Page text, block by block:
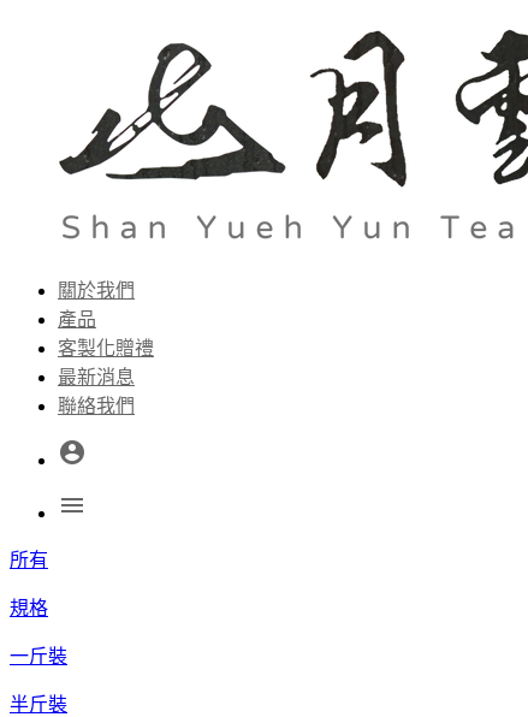
關於我們
產品
客製化贈禮
最新消息
聯絡我們
account_circle
menu
所有
規格
一斤裝
半斤裝